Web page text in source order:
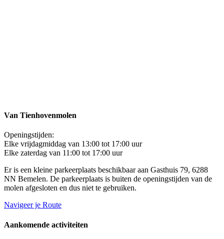
Van Tienhovenmolen
Openingstijden:
Elke vrijdagmiddag van 13:00 tot 17:00 uur
Elke zaterdag van 11:00 tot 17:00 uur
Er is een kleine parkeerplaats beschikbaar aan Gasthuis 79, 6288
NN Bemelen. De parkeerplaats is buiten de openingstijden van de
molen afgesloten en dus niet te gebruiken.
Navigeer je Route
Aankomende activiteiten